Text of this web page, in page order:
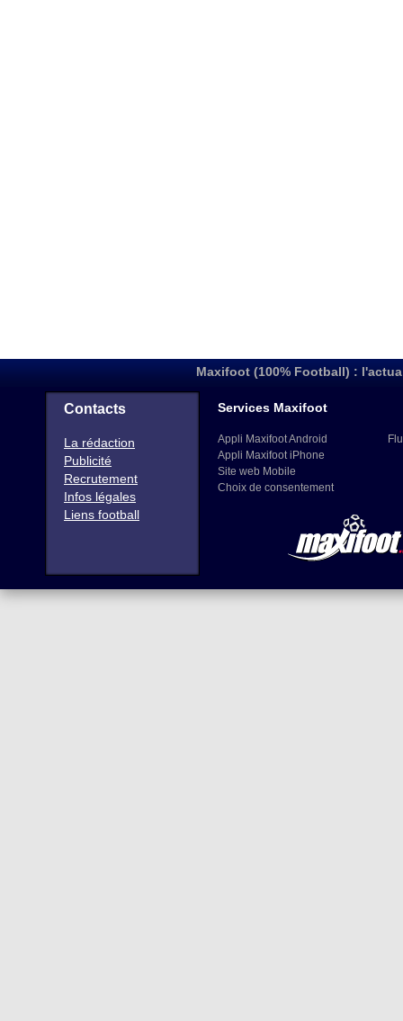
Maxifoot (100% Football) :
Contacts
La rédaction
Publicité
Recrutement
Infos légales
Liens football
Services Maxifoot
Appli Maxifoot Android
Appli Maxifoot iPhone
Site web Mobile
Choix de consentement